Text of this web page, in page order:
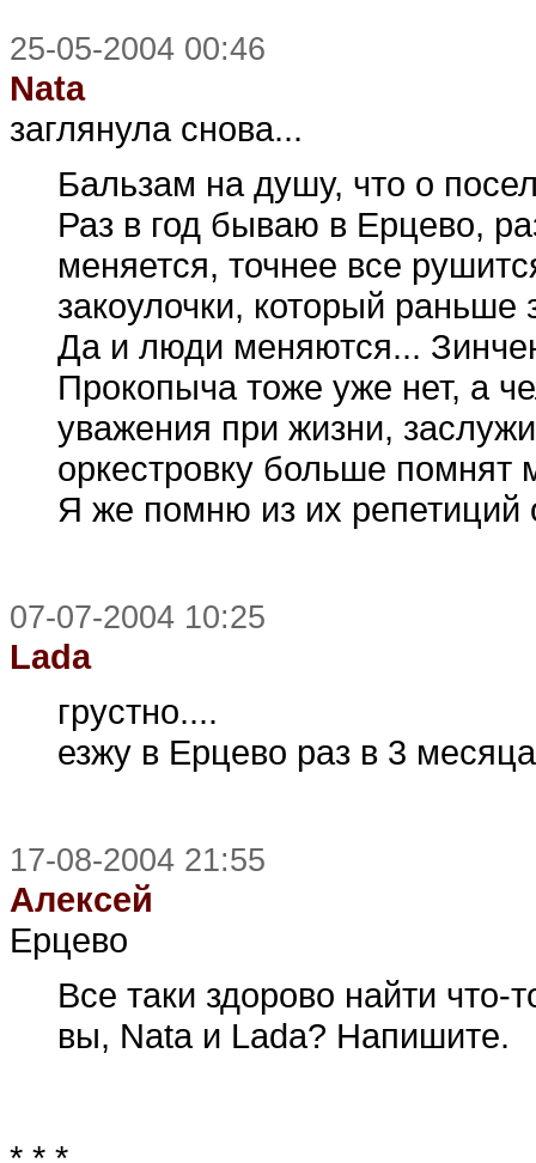
25-05-2004 00:46
Nata
заглянула снова...
Бальзам на душу, что о
Раз в год бываю в Ерцево,
меняется, точнее все
закоулочки, который раньше
Да и люди меняются...
Прокопыча тоже уже нет, а
уважения при жизни,
оркестровку больше
Я же помню из их
07-07-2004 10:25
Lada
грустно....
езжу в Ерцево раз в 3
17-08-2004 21:55
Алексей
Ерцево
Все таки здорово найти что-
вы, Nata и Lada? Напишите.